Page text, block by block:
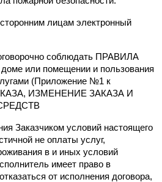
лицам электронный
соблюдать ПРАВИЛА
или помещении и пользования
(Приложение №1 к
ИЗМЕНЕНИЕ ЗАКАЗА И
Заказчиком условий настоящего
не оплаты услуг,
в и иных условий
имеет право в
от исполнения договора,